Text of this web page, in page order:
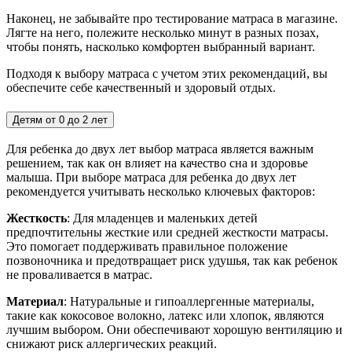
Наконец, не забывайте про тестирование матраса в магазине.
Лягте на него, полежите несколько минут в разных позах,
чтобы понять, насколько комфортен выбранный вариант.
Подходя к выбору матраса с учетом этих рекомендаций, вы
обеспечите себе качественный и здоровый отдых.
Детям от 0 до 2 лет
Для ребенка до двух лет выбор матраса является важным
решением, так как он влияет на качество сна и здоровье
малыша. При выборе матраса для ребенка до двух лет
рекомендуется учитывать несколько ключевых факторов:
Жесткость: Для младенцев и маленьких детей
предпочтительны жесткие или средней жесткости матрасы.
Это помогает поддерживать правильное положение
позвоночника и предотвращает риск удушья, так как ребенок
не проваливается в матрас.
Материал: Натуральные и гипоаллергенные материалы,
такие как кокосовое волокно, латекс или хлопок, являются
лучшим выбором. Они обеспечивают хорошую вентиляцию и
снижают риск аллергических реакций.